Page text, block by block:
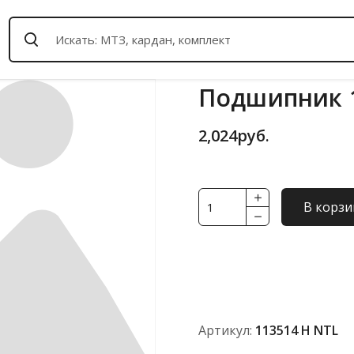
Подшипник
2,024руб.
Количество
товара
В
Артикул: 113514 Н NTL